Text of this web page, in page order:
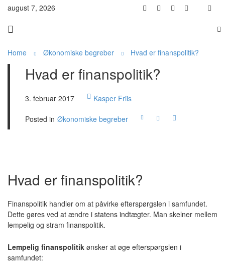
august 7, 2026
Home Økonomiske begreber Hvad er finanspolitik?
Hvad er finanspolitik?
3. februar 2017 Kasper Friis
Posted in Økonomiske begreber
Hvad er finanspolitik?
Finanspolitik handler om at påvirke efterspørgslen i samfundet.
Dette gøres ved at ændre i statens indtægter. Man skelner mellem
lempelig og stram finanspolitik.
Lempelig finanspolitik ønsker at øge efterspørgslen i
samfundet: